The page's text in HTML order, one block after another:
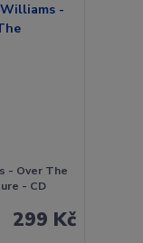
- Over The
- CD
299 Kč